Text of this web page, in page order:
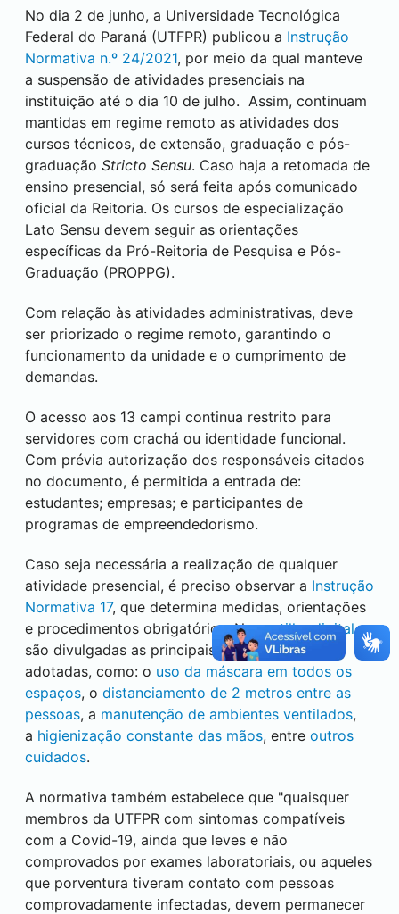
No dia 2 de junho, a Universidade Tecnológica
Federal do Paraná (UTFPR) publicou a Instrução
Normativa n.º 24/2021, por meio da qual manteve
a suspensão de atividades presenciais na
instituição até o dia 10 de julho. Assim, continuam
mantidas em regime remoto as atividades dos
cursos técnicos, de extensão, graduação e pós-
graduação Stricto Sensu. Caso haja a retomada de
ensino presencial, só será feita após comunicado
oficial da Reitoria. Os cursos de especialização
Lato Sensu devem seguir as orientações
específicas da Pró-Reitoria de Pesquisa e Pós-
Graduação (PROPPG).
Com relação às atividades administrativas, deve
ser priorizado o regime remoto, garantindo o
funcionamento da unidade e o cumprimento de
demandas.
O acesso aos 13 campi continua restrito para
servidores com crachá ou identidade funcional.
Com prévia autorização dos responsáveis citados
no documento, é permitida a entrada de:
estudantes; empresas; e participantes de
programas de empreendedorismo.
Caso seja necessária a realização de qualquer
atividade presencial, é preciso observar a Instrução
Normativa 17, que determina medidas, orientações
e procedimentos obrigatórios. Nacartilha digital,
são divulgadas as principais ações a serem
adotadas, como: o uso da máscara em todos os
espaços, o distanciamento de 2 metros entre as
pessoas, a manutenção de ambientes ventilados,
a higienização constante das mãos, entre outros
cuidados.
A normativa também estabelece que "quaisquer
membros da UTFPR com sintomas compatíveis
com a Covid-19, ainda que leves e não
comprovados por exames laboratoriais, ou aqueles
que porventura tiveram contato com pessoas
comprovadamente infectadas, devem permanecer